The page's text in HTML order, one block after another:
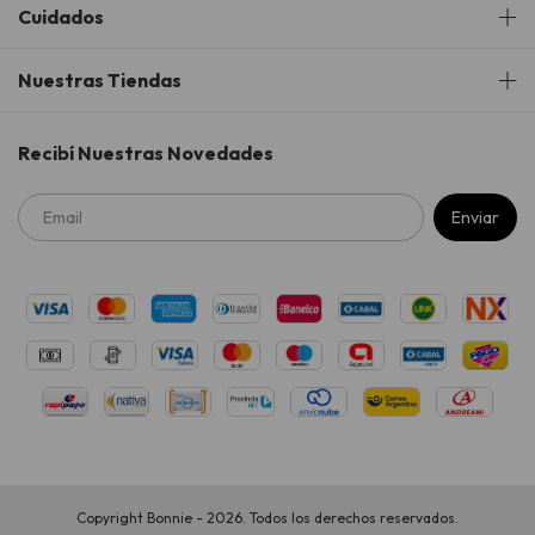
Cuidados
Nuestras Tiendas
Recibí Nuestras Novedades
Copyright Bonnie - 2026. Todos los derechos reservados.